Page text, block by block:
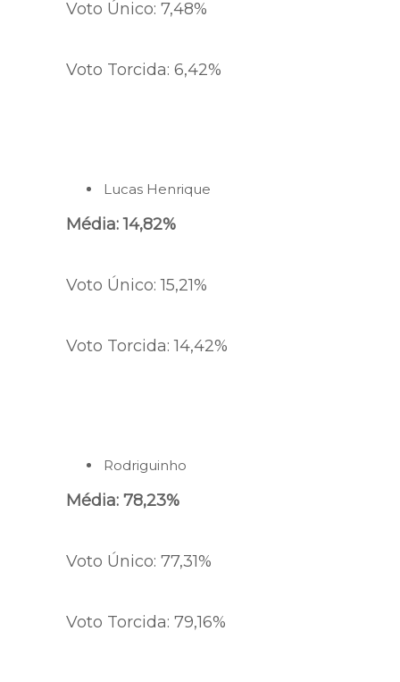
Voto Único: 7,48%
Voto Torcida: 6,42%
Lucas Henrique
Média: 14,82%
Voto Único: 15,21%
Voto Torcida: 14,42%
Rodriguinho
Média: 78,23%
Voto Único: 77,31%
Voto Torcida: 79,16%